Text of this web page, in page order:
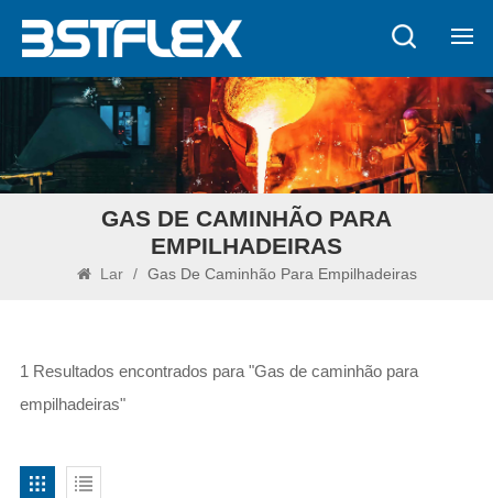
GAS DE CAMINHÃO PARA
EMPILHADEIRAS
Lar / Gas De Caminhão Para Empilhadeiras
1 Resultados encontrados para "Gas de caminhão para
empilhadeiras"